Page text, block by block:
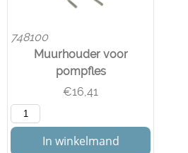
748100
Muurhouder voor
pompfles
€16,41
In winkelmand